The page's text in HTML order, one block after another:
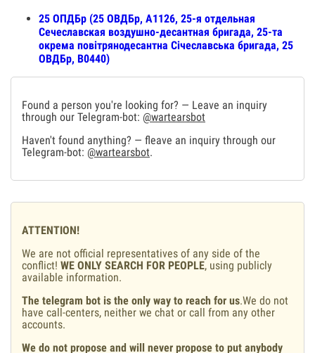
25 ОПДБр (25 ОВДБр, А1126, 25-я отдельная
Сечеславская воздушно-десантная бригада, 25-та
окрема повітрянодесантна Січеславська бригада, 25
ОВДБр, В0440)
Found a person you're looking for? — Leave an inquiry
through our Telegram-bot: @wartearsbot
Haven't found anything? — fleave an inquiry through our
Telegram-bot: @wartearsbot.
ATTENTION!
We are not official representatives of any side of the
conflict! WE ONLY SEARCH FOR PEOPLE, using publicly
available information.
The telegram bot is the only way to reach for us.We do not
have call-centers, neither we chat or call from any other
accounts.
We do not propose and will never propose to put anybody